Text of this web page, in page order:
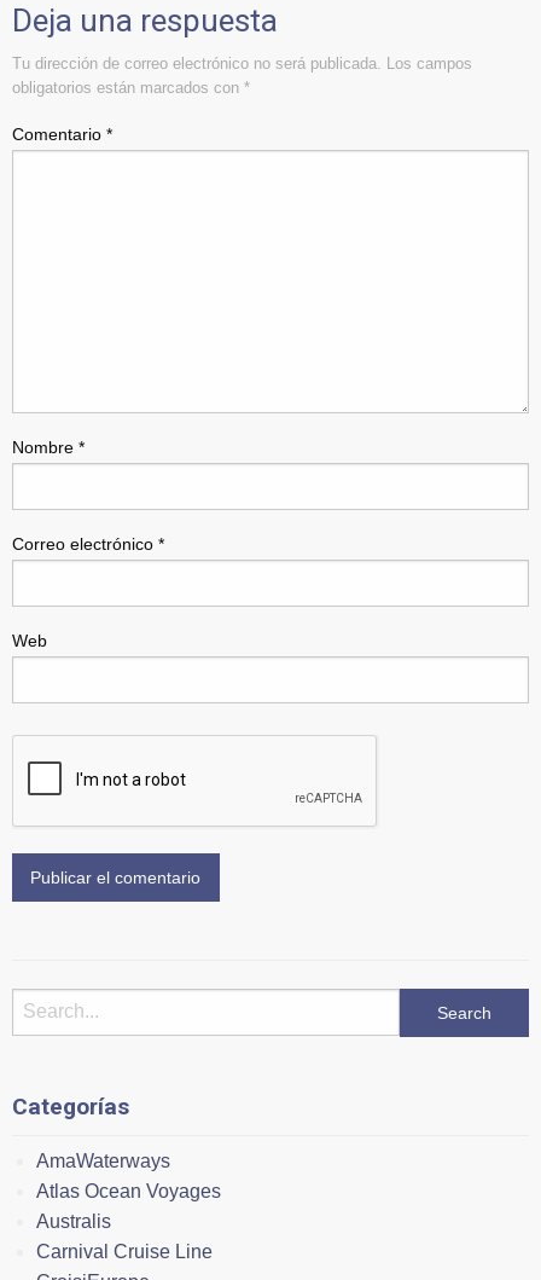
Deja una respuesta
Tu dirección de correo electrónico no será publicada.
Los campos
obligatorios están marcados con *
Comentario *
Nombre *
Correo electrónico *
Web
Categorías
AmaWaterways
Atlas Ocean Voyages
Australis
Carnival Cruise Line